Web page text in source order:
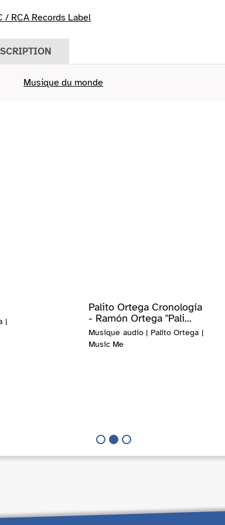
/ RCA Records Label
Musique du monde
Palito Ortega Cronología
- Ramón Ortega "Pali...
Musique audio | Palito Ortega |
Music Me
|